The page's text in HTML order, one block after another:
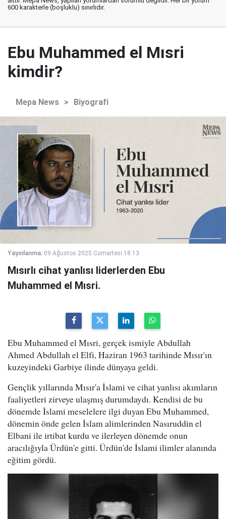
600 karakterle (boşluklu) sınırlıdır.
Ebu Muhammed el Mısri
kimdir?
Mepa News > Biyografi
Yayınlanma: 09 Ağustos 2025 Cumartesi 18:13
Mısırlı cihat yanlısı liderlerden Ebu
Muhammed el Mısri.
Ebu Muhammed el Mısri, gerçek ismiyle Abdullah
Ahmed Abdullah el Elfi, Haziran 1963 tarihinde Mısır'ın
kuzeyindeki Garbiye ilinde dünyaya geldi.
Gençlik yıllarında Mısır'a İslami ve cihat yanlısı akımların
faaliyetleri zirveye ulaşmış durumdaydı. Kendisi de bu
dönemde İslami meselelere ilgi duyan Ebu Muhammed,
dönemin önde gelen İslam alimlerinden Nasıruddin el
Elbani ile irtibat kurdu ve ilerleyen dönemde onun
aracılığıyla Ürdün'e gitti. Ürdün'de İslami ilimler alanında
eğitim gördü.